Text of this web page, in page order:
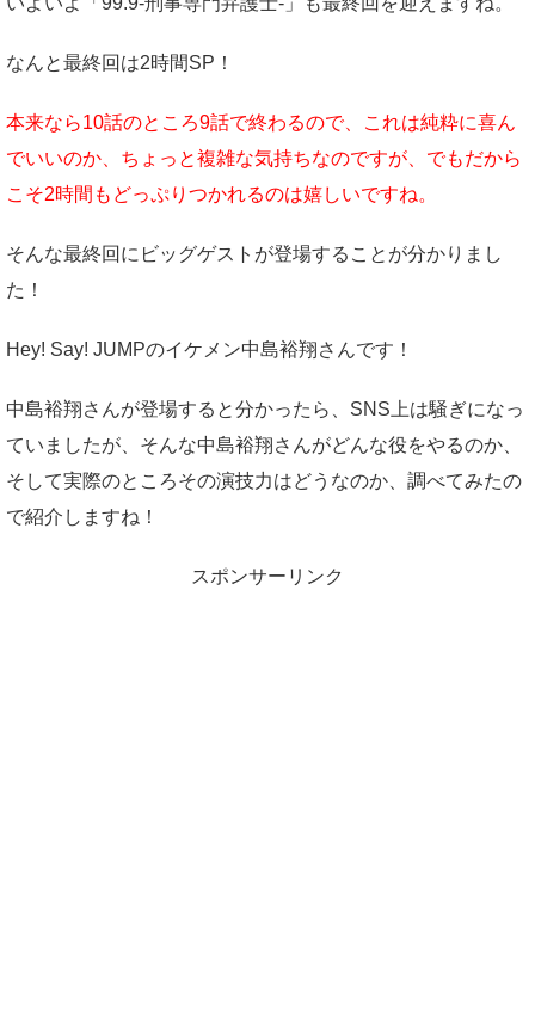
なんと最終回は2時間SP！
本来なら10話のところ9話で終わるので、これは純粋に喜ん
でいいのか、ちょっと複雑な気持ちなのですが、でもだから
こそ2時間もどっぷりつかれるのは嬉しいですね。
そんな最終回にビッグゲストが登場することが分かりまし
た！
Hey! Say! JUMPのイケメン中島裕翔さんです！
中島裕翔さんが登場すると分かったら、SNS上は騒ぎになっ
ていましたが、そんな中島裕翔さんがどんな役をやるのか、
そして実際のところその演技力はどうなのか、調べてみたの
で紹介しますね！
スポンサーリンク